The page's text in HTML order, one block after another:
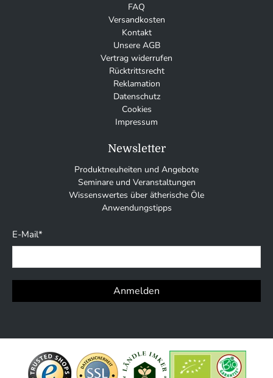
FAQ
Versandkosten
Kontakt
Unsere AGB
Vertrag widerrufen
Rücktrittsrecht
Reklamation
Datenschutz
Cookies
Impressum
Newsletter
Produktneuheiten und Angebote
Seminare und Veranstaltungen
Wissenswertes über ätherische Öle
Anwendungstipps
E-Mail*
Anmelden